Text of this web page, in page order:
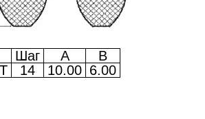
Шаг A
B
14 10.00 6.00